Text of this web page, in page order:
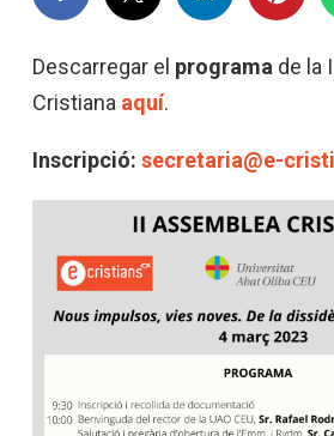
Descarregar el programa de la
Cristiana aquí.
Inscripció: secretaria@e-